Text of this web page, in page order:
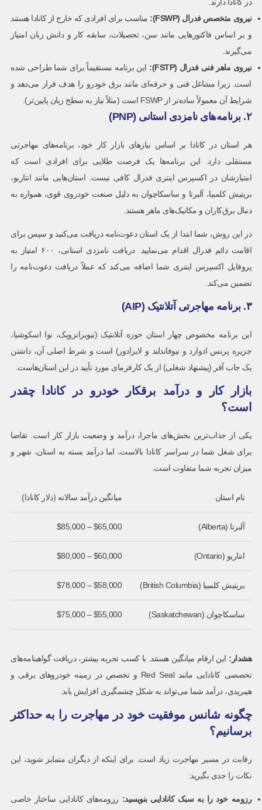
نیروی متخصص فدرال (FSWP):
مناسب برای افرادی که خارج از کانادا هستند
و بر اساس فاکتورهایی مانند سن، تحصیلات، سابقه کار و دانش زبان امتیاز
می‌گیرند.
نیروی ماهر فنی فدرال (FSTP):
این برنامه مستقیماً برای شما طراحی شده
است. زیرا مشاغل فنی و حرفه‌ای مانند برق خودرو را هدف قرار می‌دهد و
شرایط آن معمولاً ساده‌تر از FSWP است (مثلاً نیاز به سطح زبان پایین‌تر).
۲. برنامه‌های نامزدی استانی (PNP)
هر استان در کانادا بر اساس نیازهای بازار کار خود، برنامه‌های مهاجرتی
مستقلی دارد. این برنامه‌ها یک فرصت طلایی برای افرادی است که
امتیازشان در اکسپرس اینتری فدرال کافی نیست. استان‌هایی مانند انتاریو،
بریتیش کلمبیا، آلبرتا و ساسکاچوان به دلیل صنعت خودروی قوی، همواره به
دنبال برق‌کاران و مکانیک‌های ماهر هستند.
در این روش، شما ابتدا از یک استان دعوت‌نامه دریافت می‌کنید و سپس برای
اقامت دائم فدرال اقدام می‌نمایید. دریافت نامزدی استانی، ۶۰۰ امتیاز به
پروفایل اکسپرس اینتری شما اضافه می‌کند که عملاً دریافت دعوت‌نامه را
تضمین می‌کند.
۳. برنامه مهاجرتی آتلانتیک (AIP)
این برنامه مخصوص چهار استان حوزه آتلانتیک (نیوبرانزویک، نوا اسکوشیا،
جزیره پرنس ادوارد و نیوفاندلند و لابرادور) است و شرط اصلی آن، داشتن
یک جاب آفر (پیشنهاد شغلی) از یک کارفرمای مورد تأیید در این استان‌هاست.
بازار کار و درآمد برقکار خودرو در کانادا چقدر
است؟
یکی از جذاب‌ترین بخش‌های ماجرا، درآمد و وضعیت بازار کار است. تقاضا
برای شغل شما در سراسر کانادا بالاست، اما درآمد بسته به استان، شهر و
میزان تجربه شما متفاوت است.
نام استان میانگین درآمد سالانه (دلار کانادا)
آلبرتا (Alberta) $65,000 – $85,000
انتاریو (Ontario) $60,000 – $80,000
بریتیش کلمبیا (British Columbia) $58,000 – $78,000
ساسکاچوان (Saskatchewan) $55,000 – $75,000
هشدار : این ارقام میانگین هستند. با کسب تجربه بیشتر، دریافت گواهینامه‌های
تخصصی کانادایی مانند Red Seal و تخصص در زمینه خودروهای برقی و
هیبریدی، درآمد شما می‌تواند به شکل چشمگیری افزایش یابد.
چگونه شانس موفقیت خود در مهاجرت را به حداکثر
برسانیم؟
رقابت در مسیر مهاجرت زیاد است. برای اینکه از دیگران متمایز شوید، این
نکات را جدی بگیرید:
رزومه خود را به سبک کانادایی بنویسید: رزومه‌های کانادایی ساختار خاصی